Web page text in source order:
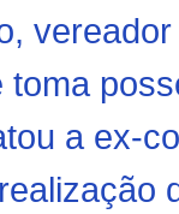
toma
a ex-